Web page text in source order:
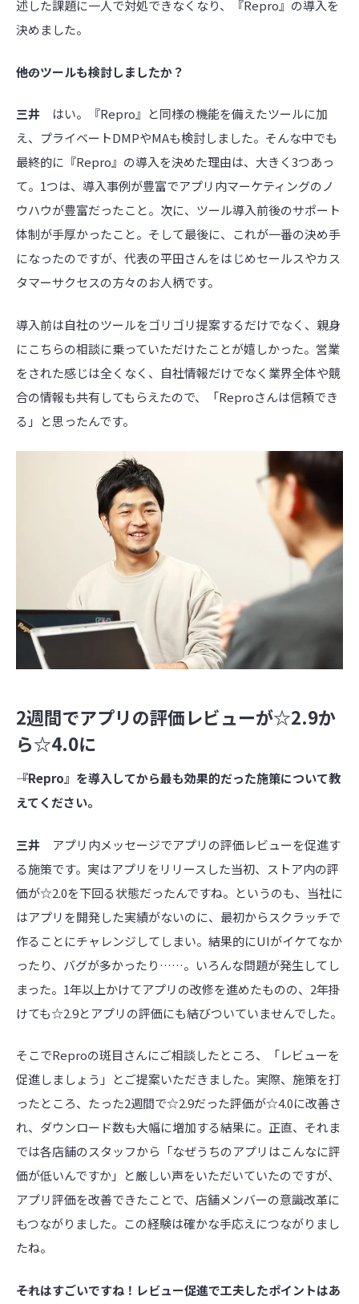
述した課題に一人で対処できなくなり、『Repro』の導入を
決めました。
――他のツールも検討しましたか？
三井 はい。『Repro』と同様の機能を備えたツールに加
え、プライベートDMPやMAも検討しました。そんな中でも
最終的に『Repro』の導入を決めた理由は、大きく3つあっ
て。1つは、導入事例が豊富でアプリ内マーケティングのノ
ウハウが豊富だったこと。次に、ツール導入前後のサポート
体制が手厚かったこと。そして最後に、これが一番の決め手
になったのですが、代表の平田さんをはじめセールスやカス
タマーサクセスの方々のお人柄です。
導入前は自社のツールをゴリゴリ提案するだけでなく、親身
にこちらの相談に乗っていただけたことが嬉しかった。営業
をされた感じは全くなく、自社情報だけでなく業界全体や競
合の情報も共有してもらえたので、「Reproさんは信頼でき
る」と思ったんです。
2週間でアプリの評価レビューが☆2.9か
ら☆4.0に
――『Repro』を導入してから最も効果的だった施策について教
えてください。
三井 アプリ内メッセージでアプリの評価レビューを促進す
る施策です。実はアプリをリリースした当初、ストア内の評
価が☆2.0を下回る状態だったんですね。というのも、当社に
はアプリを開発した実績がないのに、最初からスクラッチで
作ることにチャレンジしてしまい。結果的にUIがイケてなか
ったり、バグが多かったり……。いろんな問題が発生してし
まった。1年以上かけてアプリの改修を進めたものの、2年掛
けても☆2.9とアプリの評価にも結びついていませんでした。
そこでReproの斑目さんにご相談したところ、「レビューを
促進しましょう」とご提案いただきました。実際、施策を打
ったところ、たった2週間で☆2.9だった評価が☆4.0に改善さ
れ、ダウンロード数も大幅に増加する結果に。正直、それま
では各店舗のスタッフから「なぜうちのアプリはこんなに評
価が低いんですか」と厳しい声をいただいていたのですが、
アプリ評価を改善できたことで、店舗メンバーの意識改革に
もつながりました。この経験は確かな手応えにつながりまし
たね。
――それはすごいですね！レビュー促進で工夫したポイントはあ